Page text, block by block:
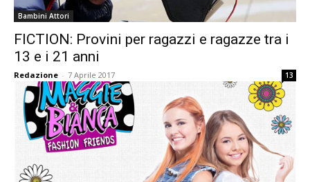
Bambini Attori
FICTION: Provini per ragazzi e ragazze tra i
13 e i 21 anni
Redazione - 7 Aprile 2017 13